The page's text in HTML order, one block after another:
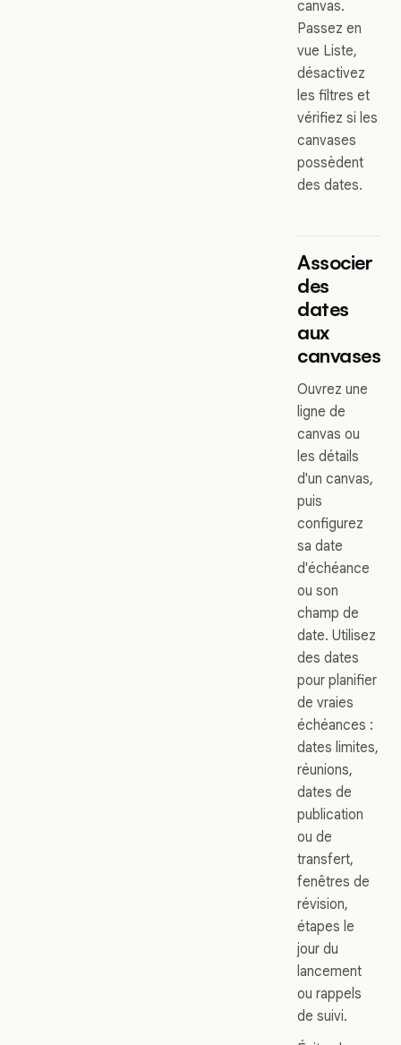
canvas.
Passez en
vue Liste,
désactivez
les filtres et
vérifiez si les
canvases
possèdent
des dates.
Associer
des
dates
aux
canvases
Ouvrez une
ligne de
canvas ou
les détails
d'un canvas,
puis
configurez
sa date
d'échéance
ou son
champ de
date. Utilisez
des dates
pour planifier
de vraies
échéances :
dates limites,
réunions,
dates de
publication
ou de
transfert,
fenêtres de
révision,
étapes le
jour du
lancement
ou rappels
de suivi.